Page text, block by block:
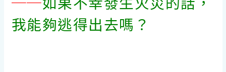
我能夠逃得出去嗎？